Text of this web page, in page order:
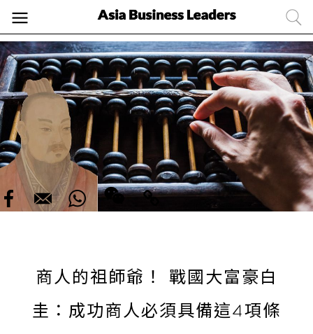
商人的祖師爺！ 戰國大富豪白
圭：成功商人必須具備這4項條